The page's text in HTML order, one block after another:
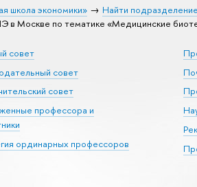
школа экономики» Найти
Москве по тематике «Медицинские
совет
совет
совет
профессора и
ординарных профессоров